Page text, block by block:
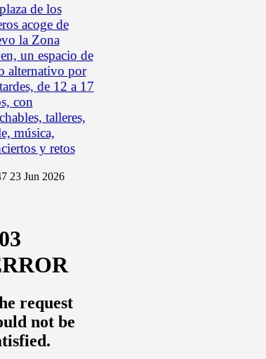
de los
acoge de
la Zona
un espacio de
alternativo por
de 12 a 17
con
talleres,
música,
y retos
23 Jun 2026